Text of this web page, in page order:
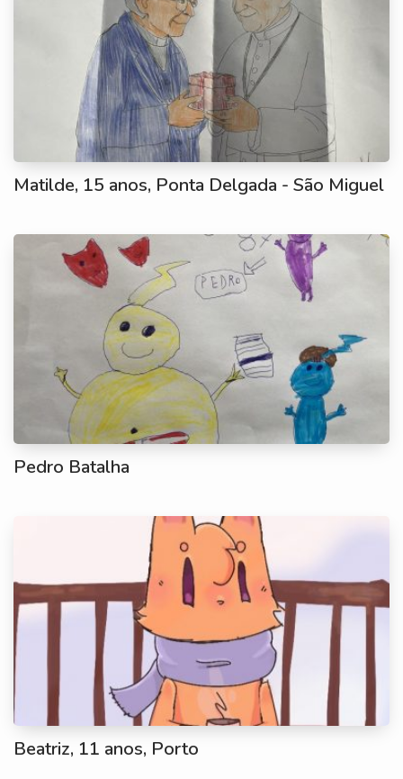
Matilde, 15 anos, Ponta Delgada - São Miguel
Pedro Batalha
Beatriz, 11 anos, Porto